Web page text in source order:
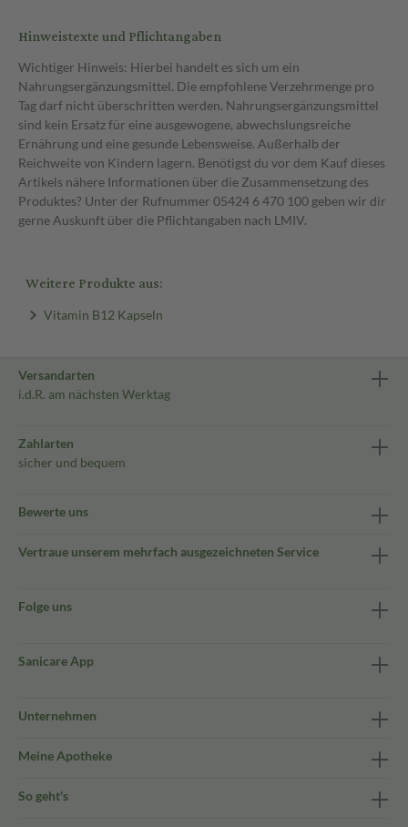
Hinweistexte und Pflichtangaben
Wichtiger Hinweis: Hierbei handelt es sich um ein
Nahrungsergänzungsmittel. Die empfohlene Verzehrmenge pro
Tag darf nicht überschritten werden. Nahrungsergänzungsmittel
sind kein Ersatz für eine ausgewogene, abwechslungsreiche
Ernährung und eine gesunde Lebensweise. Außerhalb der
Reichweite von Kindern lagern. Benötigst du vor dem Kauf dieses
Artikels nähere Informationen über die Zusammensetzung des
Produktes? Unter der Rufnummer 05424 6 470 100 geben wir dir
gerne Auskunft über die Pflichtangaben nach LMIV.
Weitere Produkte aus:
Vitamin B12 Kapseln
Versandarten
i.d.R. am nächsten Werktag
Zahlarten
sicher und bequem
Bewerte uns
Vertraue unserem mehrfach ausgezeichneten Service
Folge uns
Sanicare App
Unternehmen
Meine Apotheke
So geht's